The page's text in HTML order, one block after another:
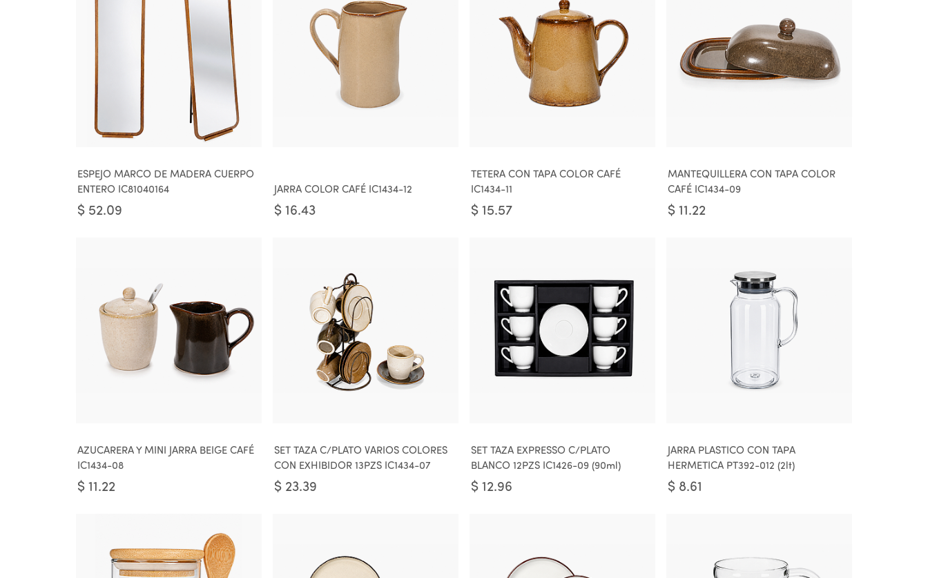
ESPEJO MARCO DE MADERA CUERPO
ENTERO IC81040164
$ 52.09
JARRA COLOR CAFÉ IC1434-12
$ 16.43
TETERA CON TAPA COLOR CAFÉ
IC1434-11
$ 15.57
MANTEQUILLERA CON TAPA COLOR
CAFÉ IC1434-09
$ 11.22
AZUCARERA Y MINI JARRA BEIGE CAFÉ
IC1434-08
$ 11.22
SET TAZA C/PLATO VARIOS COLORES
CON EXHIBIDOR 13PZS IC1434-07
$ 23.39
SET TAZA EXPRESSO C/PLATO
BLANCO 12PZS IC1426-09 (90ml)
$ 12.96
JARRA PLASTICO CON TAPA
HERMETICA PT392-012 (2lt)
$ 8.61